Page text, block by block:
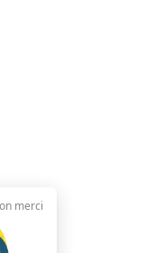
Non merci